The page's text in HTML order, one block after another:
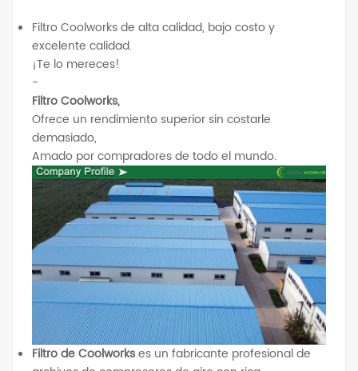
Filtro Coolworks de alta calidad, bajo costo y
excelente calidad.
¡Te lo mereces!
-
Filtro Coolworks,
Ofrece un rendimiento superior sin costarle
demasiado,
Amado por compradores de todo el mundo.
Filtro de Coolworkses un fabricante profesional de